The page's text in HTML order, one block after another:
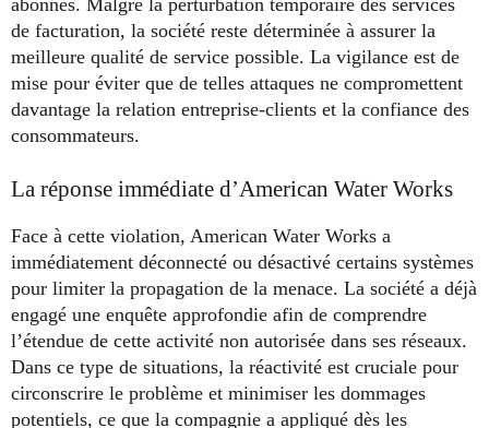
de facturation, la société reste déterminée à assurer la
meilleure qualité de service possible. La vigilance est de
mise pour éviter que de telles attaques ne compromettent
davantage la relation entreprise-clients et la confiance des
consommateurs.
La réponse immédiate d’American Water Works
Face à cette violation, American Water Works a
immédiatement déconnecté ou désactivé certains systèmes
pour limiter la propagation de la menace. La société a déjà
engagé une enquête approfondie afin de comprendre
l’étendue de cette activité non autorisée dans ses réseaux.
Dans ce type de situations, la réactivité est cruciale pour
circonscrire le problème et minimiser les dommages
potentiels, ce que la compagnie a appliqué dès les